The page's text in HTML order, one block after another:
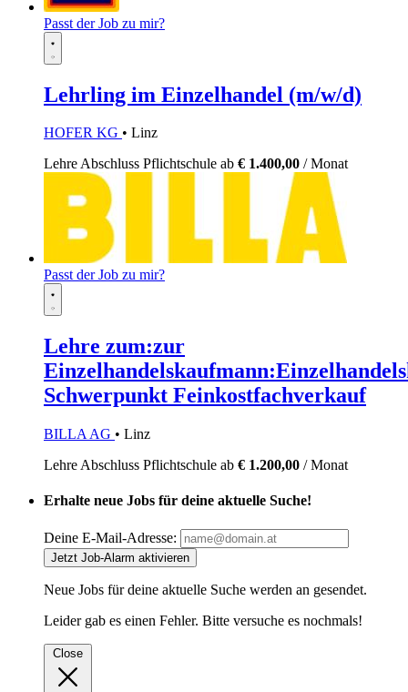
Passt der Job zu mir?
Lehrling im Einzelhandel (m/w/d)
HOFER KG • Linz
LehreAbschluss Pflichtschule ab € 1.400,00 / Monat
Passt der Job zu mir?
Lehre zum:zur
Schwerpunkt Feinkostfachverkauf
BILLA AG • Linz
Lehre Abschluss Pflichtschule ab € 1.200,00 / Monat
Erhalte neue Jobs für deine aktuelle Suche!
Deine E-Mail-Adresse:
Jetzt Job-Alarm aktivieren
Neue Jobs für deine aktuelle Suche werden an gesendet.
Leider gab es einen Fehler. Bitte versuche es nochmals!
Close